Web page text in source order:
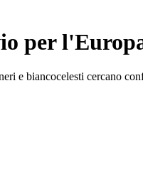
per
e biancocelesti cercano